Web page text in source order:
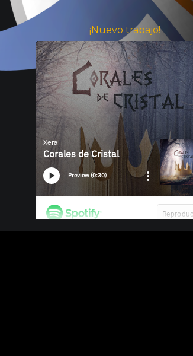
¡Nuevo trabajo!